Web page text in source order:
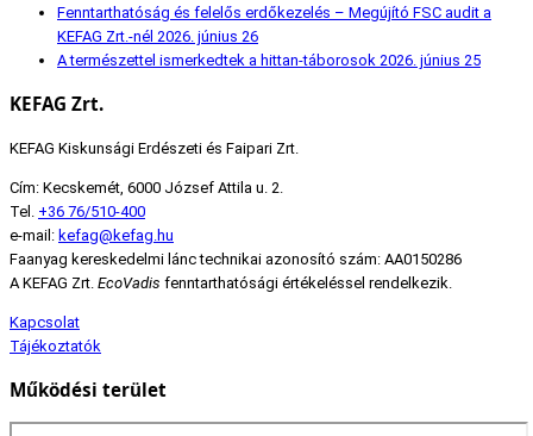
Fenntarthatóság és felelős erdőkezelés – Megújító FSC audit a
KEFAG Zrt.-nél 2026. június 26
A természettel ismerkedtek a hittan-táborosok 2026. június 25
KEFAG Zrt.
KEFAG Kiskunsági Erdészeti és Faipari Zrt.
Cím: Kecskemét, 6000 József Attila u. 2.
Tel. +36 76/510-400
e-mail: kefag@kefag.hu
Faanyag kereskedelmi lánc technikai azonosító szám: AA0150286
A KEFAG Zrt. EcoVadis fenntarthatósági értékeléssel rendelkezik.
Kapcsolat
Tájékoztatók
Működési terület